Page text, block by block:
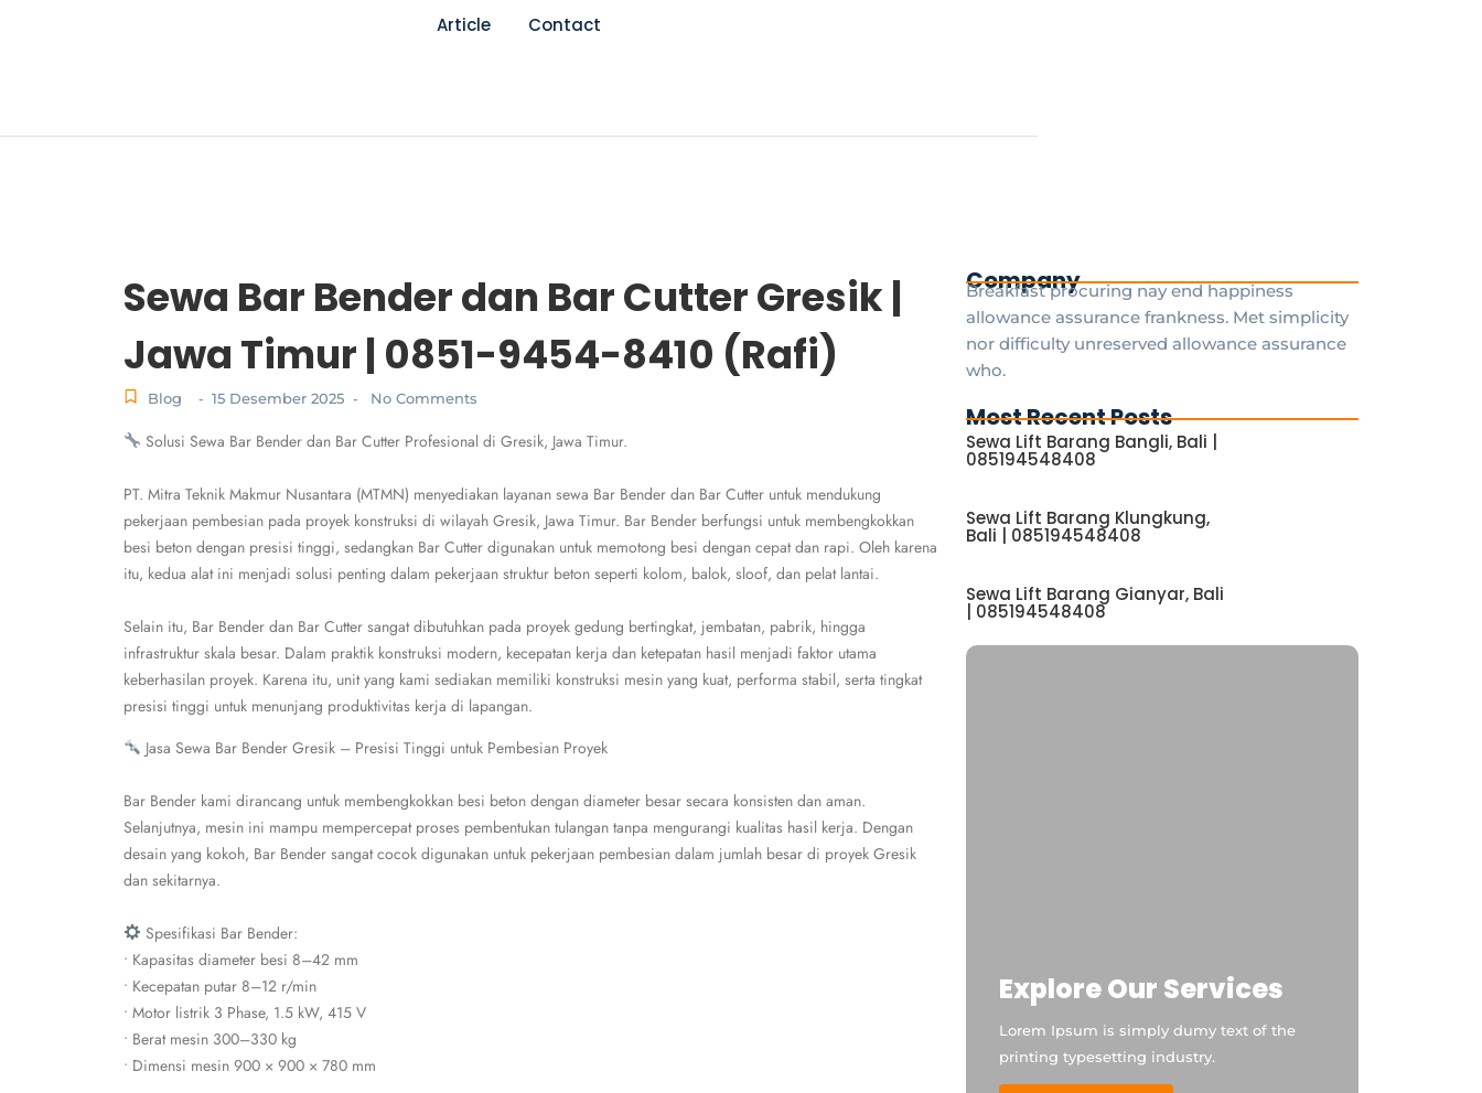
Article Contact
Sewa Bar Bender dan Bar Cutter Gresik |
Jawa Timur | 0851-9454-8410 (Rafi)
Blog - 15 Desember 2025 - No Comments
Solusi Sewa Bar Bender dan Bar Cutter Profesional di Gresik, Jawa Timur.
PT. Mitra Teknik Makmur Nusantara (MTMN) menyediakan layanan sewa Bar Bender dan Bar Cutter untuk mendukung
pekerjaan pembesian pada proyek konstruksi di wilayah Gresik, Jawa Timur. Bar Bender berfungsi untuk membengkokkan
besi beton dengan presisi tinggi, sedangkan Bar Cutter digunakan untuk memotong besi dengan cepat dan rapi. Oleh karena
itu, kedua alat ini menjadi solusi penting dalam pekerjaan struktur beton seperti kolom, balok, sloof, dan pelat lantai.
Selain itu, Bar Bender dan Bar Cutter sangat dibutuhkan pada proyek gedung bertingkat, jembatan, pabrik, hingga
infrastruktur skala besar. Dalam praktik konstruksi modern, kecepatan kerja dan ketepatan hasil menjadi faktor utama
keberhasilan proyek. Karena itu, unit yang kami sediakan memiliki konstruksi mesin yang kuat, performa stabil, serta tingkat
presisi tinggi untuk menunjang produktivitas kerja di lapangan.
Jasa Sewa Bar Bender Gresik – Presisi Tinggi untuk Pembesian Proyek
Bar Bender kami dirancang untuk membengkokkan besi beton dengan diameter besar secara konsisten dan aman.
Selanjutnya, mesin ini mampu mempercepat proses pembentukan tulangan tanpa mengurangi kualitas hasil kerja. Dengan
desain yang kokoh, Bar Bender sangat cocok digunakan untuk pekerjaan pembesian dalam jumlah besar di proyek Gresik
dan sekitarnya.
Spesifikasi Bar Bender:
• Kapasitas diameter besi 8–42 mm
• Kecepatan putar 8–12 r/min
• Motor listrik 3 Phase, 1.5 kW, 415 V
• Berat mesin 300–330 kg
• Dimensi mesin 900 × 900 × 780 mm
Company
Breakfast procuring nay end happiness
allowance assurance frankness. Met simplicity
nor difficulty unreserved allowance assurance
who.
Most Recent Posts
Sewa Lift Barang Bangli, Bali |
085194548408
Sewa Lift Barang Klungkung,
Bali | 085194548408
Sewa Lift Barang Gianyar, Bali
| 085194548408
Explore Our Services
Lorem Ipsum is simply dumy text of the
printing typesetting industry.